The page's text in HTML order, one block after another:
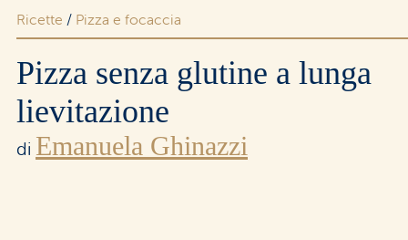
Area riservata rivenditori
Ricette / Pizza e focaccia
Pizza senza glutine a lunga
lievitazione
di Emanuela Ghinazzi